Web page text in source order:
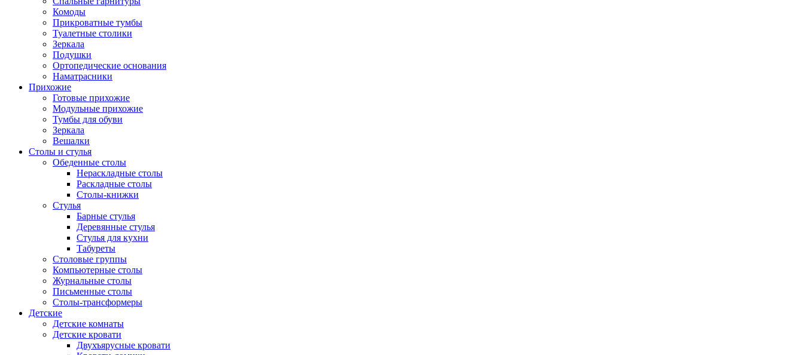
Комоды
Прикроватные тумбы
Туалетные столики
Зеркала
Подушки
Ортопедические основания
Наматрасники
Прихожие
Готовые прихожие
Модульные прихожие
Тумбы для обуви
Зеркала
Вешалки
Столы и стулья
Обеденные столы
Нераскладные столы
Раскладные столы
Столы-книжки
Стулья
Барные стулья
Деревянные стулья
Стулья для кухни
Табуреты
Столовые группы
Компьютерные столы
Журнальные столы
Письменные столы
Столы-трансформеры
Детские
Детские комнаты
Детские кровати
Двухъярусные кровати